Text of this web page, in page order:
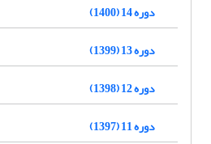
دوره 14 (1400)
دوره 13 (1399)
دوره 12 (1398)
دوره 11 (1397)